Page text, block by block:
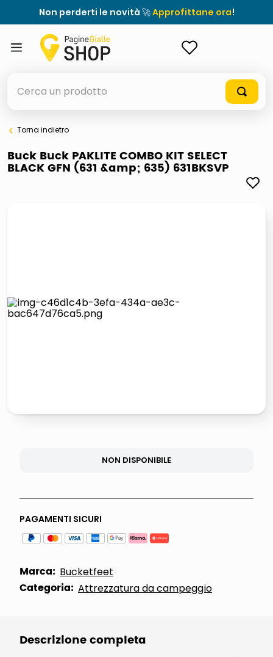
Non perderti le novità 🚀Approfittane ora!
elenchi telefonici
orologio parete
pattumiera raccolta differenziata
Torna indietro
Buck Buck PAKLITE COMBO KIT SELECT
BLACK GFN (631 &amp; 635) 631BKSVP
NON DISPONIBILE
PAGAMENTI SICURI
Marca: Bucketfeet
Categoria: Attrezzatura da campeggio
Descrizione completa